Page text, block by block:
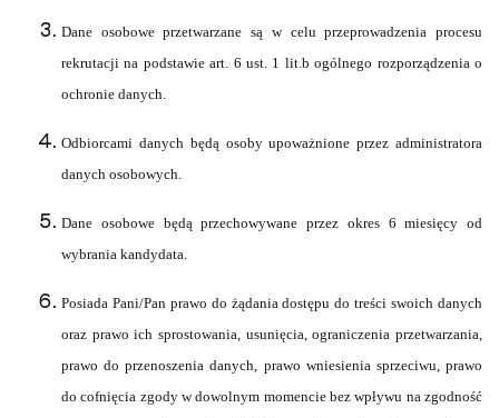
Dane osobowe przetwarzane są w celu przeprowadzenia procesu
rekrutacji na podstawie art. 6 ust. 1 lit.b ogólnego rozporządzenia o
ochronie danych.
Odbiorcami danych będą osoby upoważnione przez administratora
danych osobowych.
Dane osobowe będą przechowywane przez okres 6 miesięcy od
wybrania kandydata.
Posiada Pani/Pan prawo do żądania dostępu do treści swoich danych
oraz prawo ich sprostowania, usunięcia, ograniczenia przetwarzania,
prawo do przenoszenia danych, prawo wniesienia sprzeciwu, prawo
do cofnięcia zgody w dowolnym momencie bez wpływu na zgodność